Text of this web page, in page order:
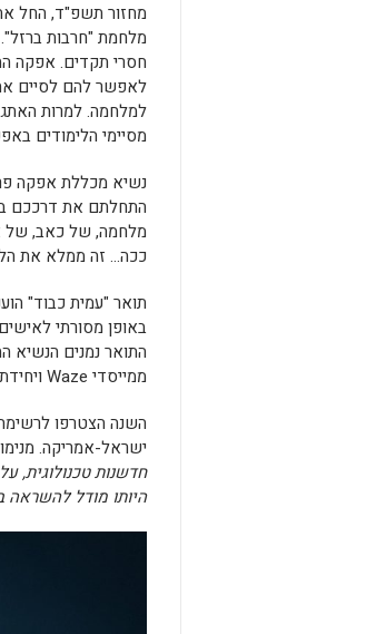
מחזור תשפ"ד, החל
מלחמת "חרבות ברזל".
חסרי תקדים.
לאפשר להם לסיים
למלחמה.
מסיימי הלימודים
נשיא מכללת אפקה
התחלתם את דרככם
מלחמה, של כאב, של
ככה… זה ממלא את
תואר "עמית כבוד"
באופן מסורתי
התואר נמנים הנשיא
ממייסדי Waze ויחידת 8200 ועוד.
השנה הצטרפו
ישראל-אמריקה.
חדשנות טכנולוגית,
היותו מודל להשראה